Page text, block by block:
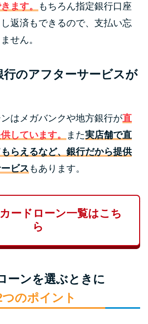
質屋でお金を借りるには？年利
やシステムをカードローンと比
成年でもお金を借りられる？
生がお金を借りる方法は？親
のバレにくさや将来への影響
解説
フト闇金とは？悪質な手口に
は要注意！
はいけない理由と借りた場合
し込みブラックとは?判断の目
や審査に通らない理由
ます。
もちろん指定銀行口座
返済もできるので、支払い忘
せん。
行のアフターサービスが
はメガバンクや地方銀行が直
しています。
また実店舗で直
らえるなど、銀行だから提供
ビスもあります。
ードローン一覧はこち
ら
ーンを選ぶときに
のポイント